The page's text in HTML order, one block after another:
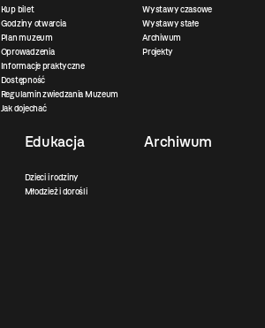
Kup bilet
Godziny otwarcia
Plan muzeum
Oprowadzenia
Informacje praktyczne
Dostępność
Regulamin zwiedzania Muzeum
Jak dojechać
Wystawy czasowe
Wystawy stałe
Archiwum
Projekty
Edukacja
Dzieci i rodziny
Młodzież i dorośli
Archiwum